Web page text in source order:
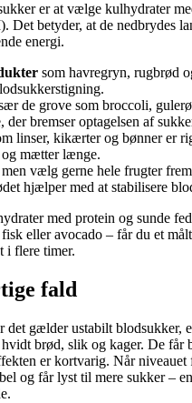
er at vælge kulhydrater
Det betyder, at de nedbrydes
energi.
som havregryn, rugbrød
de grove som broccoli,
der bremser optagelsen af
linser, kikærter og bønner er
mætter længe.
vælg gerne hele frugter
hjælper med at stabilisere
med protein og sunde
eller avocado – får du et
i flere timer.
fald
det gælder ustabilt blodsukker,
brød, slik og kager. De får
er kortvarig. Når niveauet
og får lyst til mere sukker –